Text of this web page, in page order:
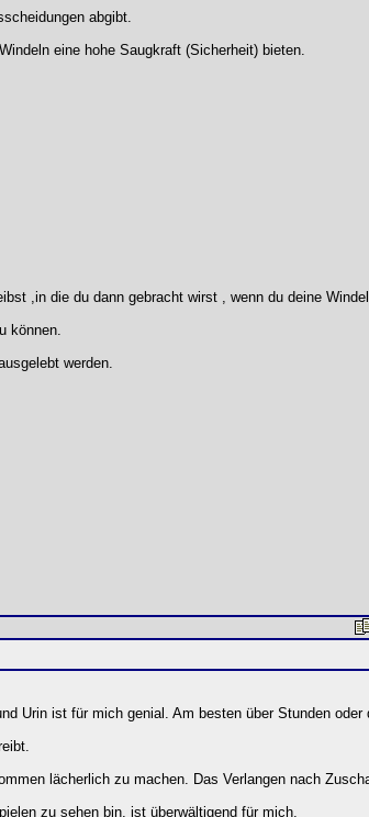
abgibt.
eine hohe Saugkraft (Sicherheit) bieten.
,in die du dann gebracht wirst , wenn du deine
können.
werden.
Urin ist für mich genial. Am besten über Stunden oder
lächerlich zu machen. Das Verlangen nach
zu sehen bin, ist überwältigend für mich.